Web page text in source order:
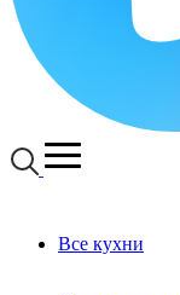
Все кухни